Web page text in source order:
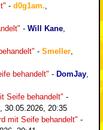
- d0g1am.
- Will Kane
- Smeller
behandelt" - DomJay
Seife behandelt" -
30.05.2026, 20:35
mit Seife behandelt" -